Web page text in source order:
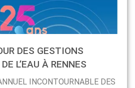
DES GESTIONS
L’EAU À RENNES
INCONTOURNABLE DES